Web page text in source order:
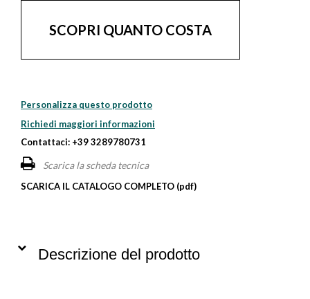
SCOPRI QUANTO COSTA
Personalizza questo prodotto
Richiedi maggiori informazioni
Contattaci: +39 3289780731
Scarica la scheda tecnica
SCARICA IL CATALOGO COMPLETO (pdf)
Descrizione del prodotto